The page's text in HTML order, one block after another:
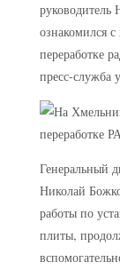
ознакомился
переработке
пресс-служба
Генеральный
Николай
работы по
плиты,